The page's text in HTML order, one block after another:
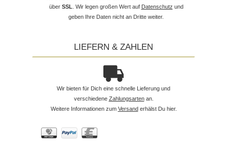
über SSL . Wir legen großen Wert auf Datenschutz und
geben Ihre Daten nicht an Dritte weiter.
LIEFERN & ZAHLEN
Wir bieten für Dich eine schnelle Lieferung und
verschiedene Zahlungsartenan.
Weitere Informationen zum Versanderhälst Du hier.